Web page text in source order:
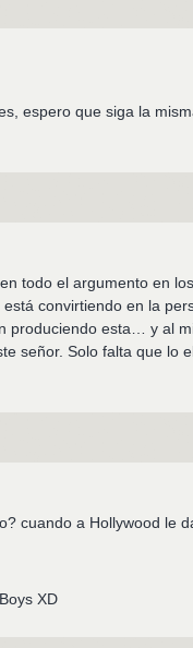
espero que siga la
todo el argumento en
convirtiendo en la
produciendo esta… y al
señor. Solo falta que lo
cuando a Hollywood le
XD